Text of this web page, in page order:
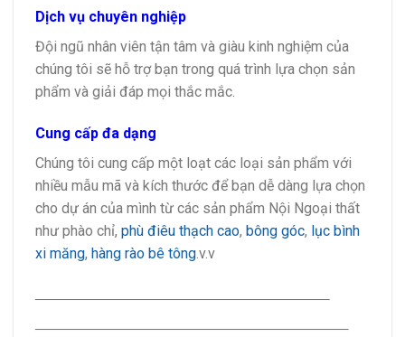
Dịch vụ chuyên nghiệp
Đội ngũ nhân viên tận tâm và giàu kinh nghiệm của
chúng tôi sẽ hỗ trợ bạn trong quá trình lựa chọn sản
phẩm và giải đáp mọi thắc mắc.
Cung cấp đa dạng
Chúng tôi cung cấp một loạt các loại sản phẩm với
nhiều mẫu mã và kích thước để bạn dễ dàng lựa chọn
cho dự án của mình từ các sản phẩm Nội Ngoại thất
như phào chỉ, phù điêu thạch cao, bông góc, lục bình
xi măng, hàng rào bê tông.v.v
———————————————–
————————————————–